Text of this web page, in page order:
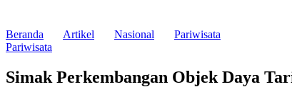
Beranda Artikel Nasional
Pariwisata
Pariwisata
Simak Perkembangan Objek Daya